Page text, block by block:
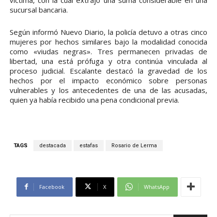
sucursal bancaria.
Según informó Nuevo Diario, la policía detuvo a otras cinco
mujeres por hechos similares bajo la modalidad conocida
como «viudas negras». Tres permanecen privadas de
libertad, una está prófuga y otra continúa vinculada al
proceso judicial. Escalante destacó la gravedad de los
hechos por el impacto económico sobre personas
vulnerables y los antecedentes de una de las acusadas,
quien ya había recibido una pena condicional previa.
TAGS destacada estafas Rosario de Lerma
Facebook X WhatsApp